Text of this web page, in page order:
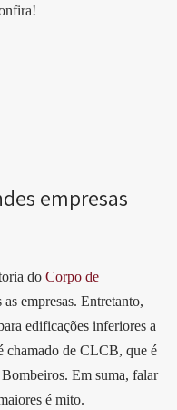
empresas
doCorpo de
empresas. Entretanto,
edificações inferiores a
chamado de CLCB, que é
Em suma, falar
é mito.